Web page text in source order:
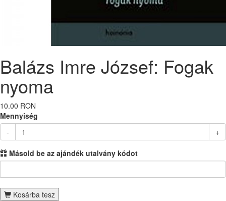
Balázs Imre József: Fogak
nyoma
10.00 RON
Mennyiség
-
+
Másold be az ajándék utalvány kódot
Kosárba tesz